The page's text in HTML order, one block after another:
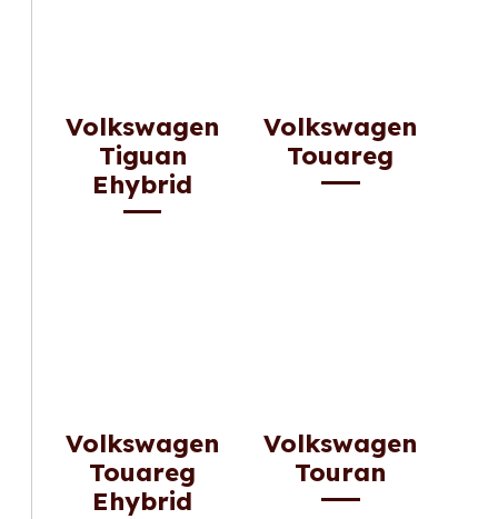
Volkswagen
Tiguan
Ehybrid
Volkswagen
Touareg
Volkswagen
Touareg
Ehybrid
Volkswagen
Touran